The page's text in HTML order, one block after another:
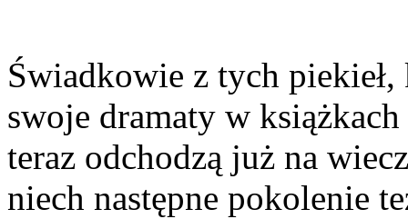
Świadkowie z tych
swoje dramaty w
teraz odchodzą już na
niech następne pokolenie